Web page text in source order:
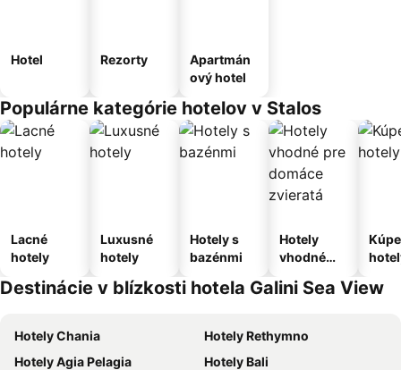
Hotel Rezorty
Apartmán
ový hotel
Populárne kategórie hotelov v Stalos
Lacné
hotely
Luxusné
hotely
Hotely s
bazénmi
Hotely
vhodné
domáce
Destinácie v blízkosti hotela Galini Sea View
Hotely Chania
Hotely Rethymno
Hotely Agia Pelagia
Hotely Bali